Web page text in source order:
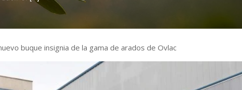
buque insignia de la gama de arados de Ovlac